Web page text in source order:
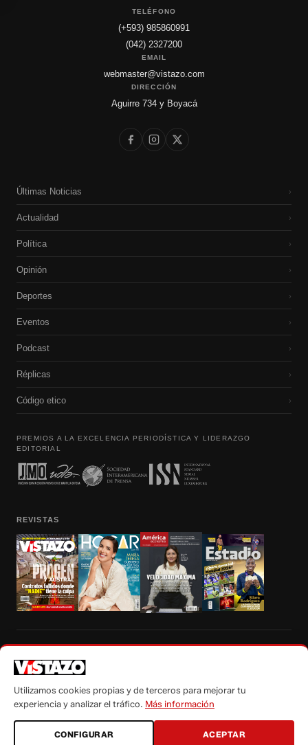
TELÉFONO
(+593) 985860991
(042) 2327200
EMAIL
webmaster@vistazo.com
DIRECCIÓN
Aguirre 734 y Boyacá
Últimas Noticias ›
Actualidad ›
Política ›
Opinión ›
Deportes ›
Eventos ›
Podcast ›
Réplicas ›
Código etico ›
PREMIOS A LA EXCELENCIA PERIODÍSTICA Y LIDERAZGO
EDITORIAL
REVISTAS
autorización escrita de su titular, de todos los contenidos de Vistazo.com.
Utilizamos cookies propias y de terceros para mejorar tu
experiencia y analizar el tráfico. Más información
CONFIGURAR ACEPTAR